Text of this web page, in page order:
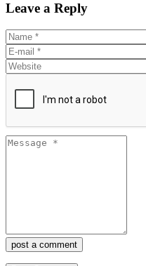
Leave a Reply
post a comment